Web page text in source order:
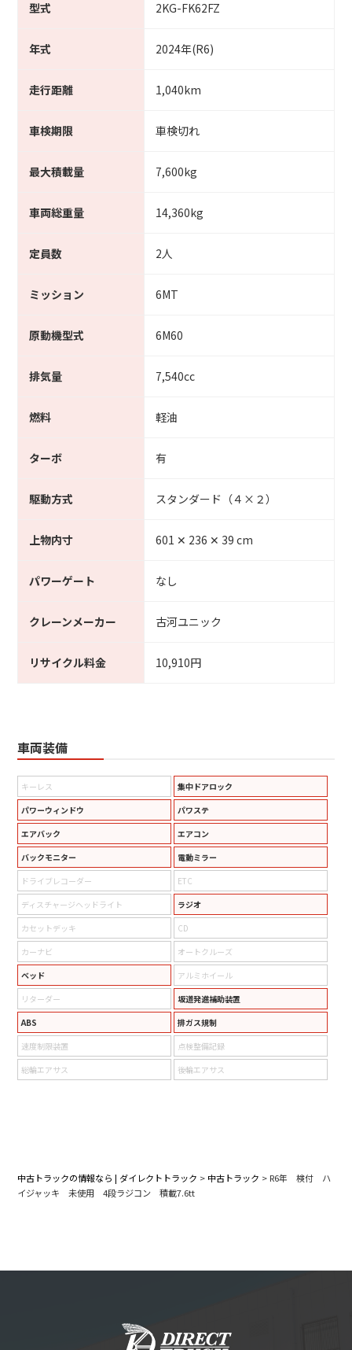
型式 2KG-FK62FZ
年式 2024年(R6)
走行距離 1,040km
車検期限 車検切れ
最大積載量 7,600kg
車両総重量 14,360kg
定員数 2人
ミッション 6MT
原動機型式 6M60
排気量 7,540cc
燃料 軽油
ターボ 有
駆動方式 スタンダード（４×２）
上物内寸 601 ✕ 236 ✕ 39 cm
パワーゲート なし
クレーンメーカー 古河ユニック
リサイクル料金 10,910円
車両装備
キーレス
集中ドアロック
パワーウィンドウ
パワステ
エアバック
エアコン
バックモニター
電動ミラー
ドライブレコーダー
ETC
ディスチャージヘッドライト
ラジオ
カセットデッキ
CD
カーナビ
オートクルーズ
ベッド
アルミホイール
リターダー
坂道発進補助装置
ABS
排ガス規制
速度制限装置
点検整備記録
総輪エアサス
後輪エアサス
中古トラックの情報なら | ダイレクトトラック > 中古トラック > R6年 検付 ハ
イジャッキ 未使用 4段ラジコン 積載7.6tt